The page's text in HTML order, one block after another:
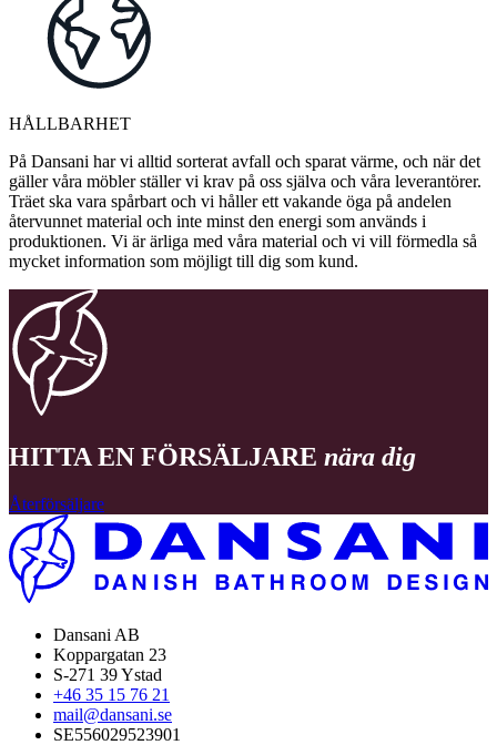
HÅLLBARHET
På Dansani har vi alltid sorterat avfall och sparat värme, och när det
gäller våra möbler ställer vi krav på oss själva och våra leverantörer.
Träet ska vara spårbart och vi håller ett vakande öga på andelen
återvunnet material och inte minst den energi som används i
produktionen. Vi är ärliga med våra material och vi vill förmedla så
mycket information som möjligt till dig som kund.
HITTA EN FÖRSÄLJARE nära dig
Återförsäljare
Dansani AB
Koppargatan 23
S-271 39 Ystad
+46 35 15 76 21
mail@dansani.se
SE556029523901